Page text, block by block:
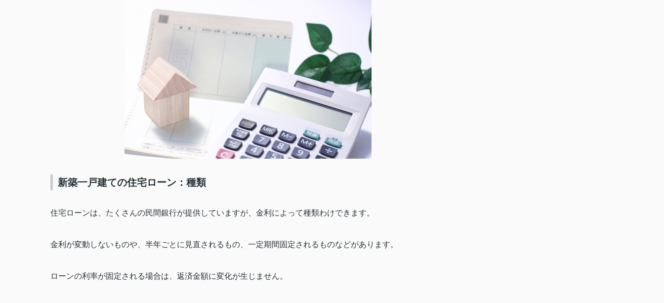
新築一戸建ての住宅ローン：種類
住宅ローンは、たくさんの民間銀行が提供していますが、金利によって種類わけできます。
金利が変動しないものや、半年ごとに見直されるもの、一定期間固定されるものなどがあります。
ローンの利率が固定される場合は、返済金額に変化が生じません。